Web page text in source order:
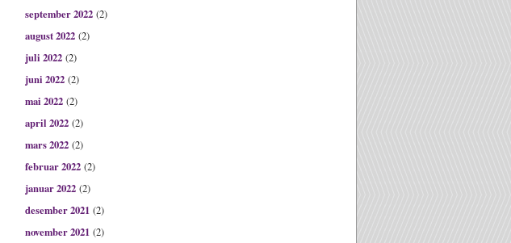
september 2022 (2)
august 2022 (2)
juli 2022 (2)
juni 2022 (2)
mai 2022 (2)
april 2022 (2)
mars 2022 (2)
februar 2022 (2)
januar 2022 (2)
desember 2021 (2)
november 2021 (2)